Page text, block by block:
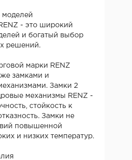
- это широкий
и богатый выбор
решений.
марки RENZ
замками и
Замки 2
механизмы RENZ -
стойкость к
Замки не
повышенной
и низких температур.